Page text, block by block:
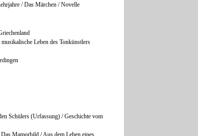
/ Das Märchen / Novelle
Leben des Tonkünstlers
Schülers (Urfassung) / Geschichte vom
Mamorbild / Aus dem Leben eines